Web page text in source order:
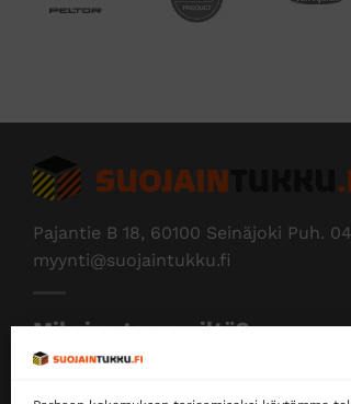
Pajantie B 18, 60100 Seinäjoki Puh.
myynti@suojaintukku.fi
Miksi ostaa meiltä?